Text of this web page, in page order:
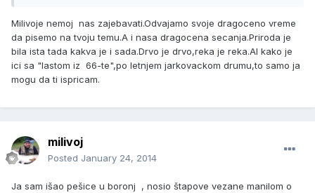
Milivoje nemoj nas zajebavati.Odvajamo svoje dragoceno vreme
da pisemo na tvoju temu.A i nasa dragocena secanja.Priroda je
bila ista tada kakva je i sada.Drvo je drvo,reka je reka.Al kako je
ici sa "lastom iz 66-te",po letnjem jarkovackom drumu,to samo ja
mogu da ti ispricam.
milivoj
Posted January 24, 2014
Ja sam išao pešice u boronj , nosio štapove vezane manilom o